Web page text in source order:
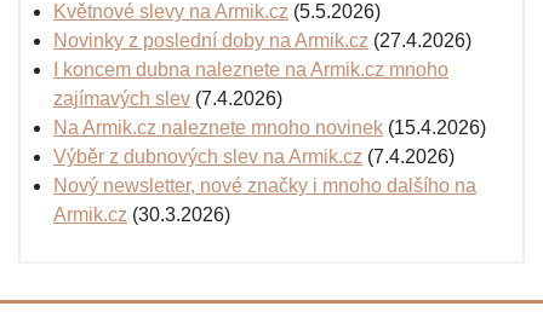
Květnové slevy na Armik.cz (5.5.2026)
Novinky z poslední doby na Armik.cz (27.4.2026)
I koncem dubna naleznete na Armik.cz mnoho
zajímavých slev (7.4.2026)
Na Armik.cz naleznete mnoho novinek (15.4.2026)
Výběr z dubnových slev na Armik.cz (7.4.2026)
Nový newsletter, nové značky i mnoho dalšího na
Armik.cz (30.3.2026)